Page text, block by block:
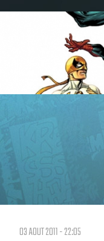
03 AOUT 2011 - 22:05